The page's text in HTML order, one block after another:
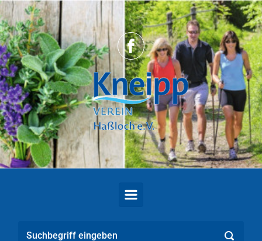
Zum Hauptinhalt springen